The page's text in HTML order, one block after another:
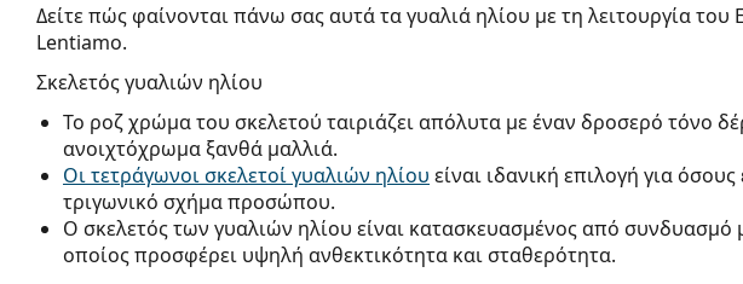
Δείτε πώς φαίνονται πάνω σας αυτά τα γυαλιά ηλίου με τη λειτουργία του
Lentiamo.
Σκελετός γυαλιών ηλίου
Το ροζ χρώμα του σκελετού ταιριάζει απόλυτα με έναν δροσερό τόνο
ανοιχτόχρωμα ξανθά μαλλιά.
Οι τετράγωνοι σκελετοί γυαλιών ηλίου είναι ιδανική επιλογή για
τριγωνικό σχήμα προσώπου.
Ο σκελετός των γυαλιών ηλίου είναι κατασκευασμένος από συνδυασμό
οποίος προσφέρει υψηλή ανθεκτικότητα και σταθερότητα.